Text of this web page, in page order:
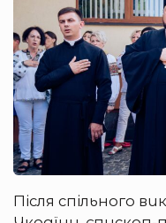
Після спільного